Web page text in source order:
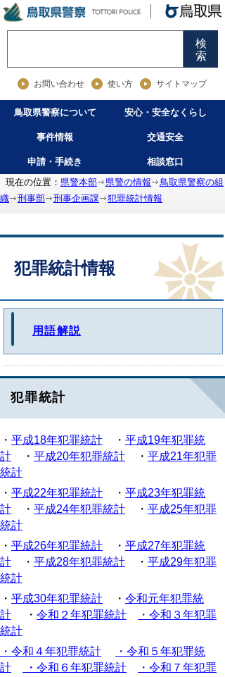
検
索
お問い合わせ 使い方 サイトマップ
鳥取県警察について 安心・安全なくらし
事件情報 交通安全
申請・手続き
相談窓口
現在の位置： 県警本部 県警の情報
鳥取県警察の組
織
刑事部 刑事企画課 犯罪統計情報
犯罪統計情報
用語解説
犯罪統計
・ 平成18年犯罪統計 ・ 平成19年犯罪統
計 ・ 平成20年犯罪統計 ・ 平成21年犯罪
統計
・ 平成22年犯罪統計 ・ 平成23年犯罪統
計 ・ 平成24年犯罪統計 ・ 平成25年犯罪
統計
・ 平成26年犯罪統計 ・ 平成27年犯罪統
計 ・ 平成28年犯罪統計 ・ 平成29年犯罪
統計
・ 平成30年犯罪統計 ・ 令和元年犯罪統
計 ・ 令和２年犯罪統計 ・ 令和３年犯罪
統計
・ 令和４年犯罪統計
・令和５年犯罪統
計
・令和６年犯罪統計
・令和７年犯罪